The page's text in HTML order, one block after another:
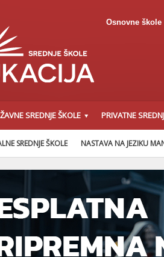
Osnovne škole
SREDNJE ŠKOLE PRIVATNE
SREDNJE ŠKOLE NASTAVA NA JEZIKU